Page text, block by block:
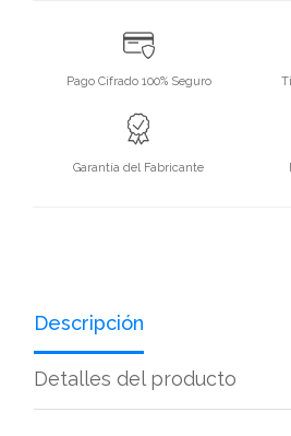
Pago Cifrado 100% Seguro
Garantía del Fabricante
Descripción
Detalles del producto